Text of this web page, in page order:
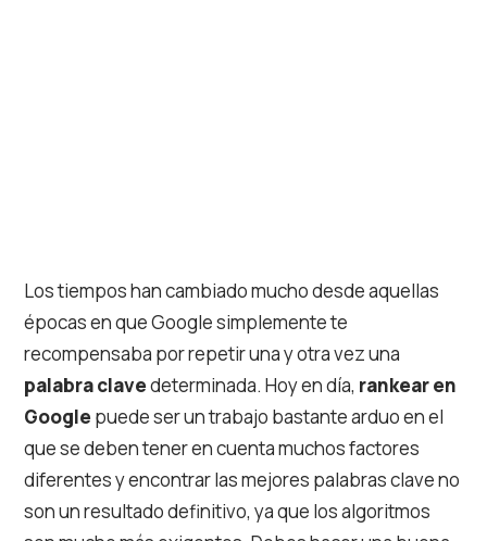
Los tiempos han cambiado mucho desde aquellas
épocas en que Google simplemente te
recompensaba por repetir una y otra vez una
palabra clavedeterminada. Hoy en día, rankear en
Google puede ser un trabajo bastante arduo en el
que se deben tener en cuenta muchos factores
diferentes y encontrar las mejores palabras clave no
son un resultado definitivo, ya que los algoritmos